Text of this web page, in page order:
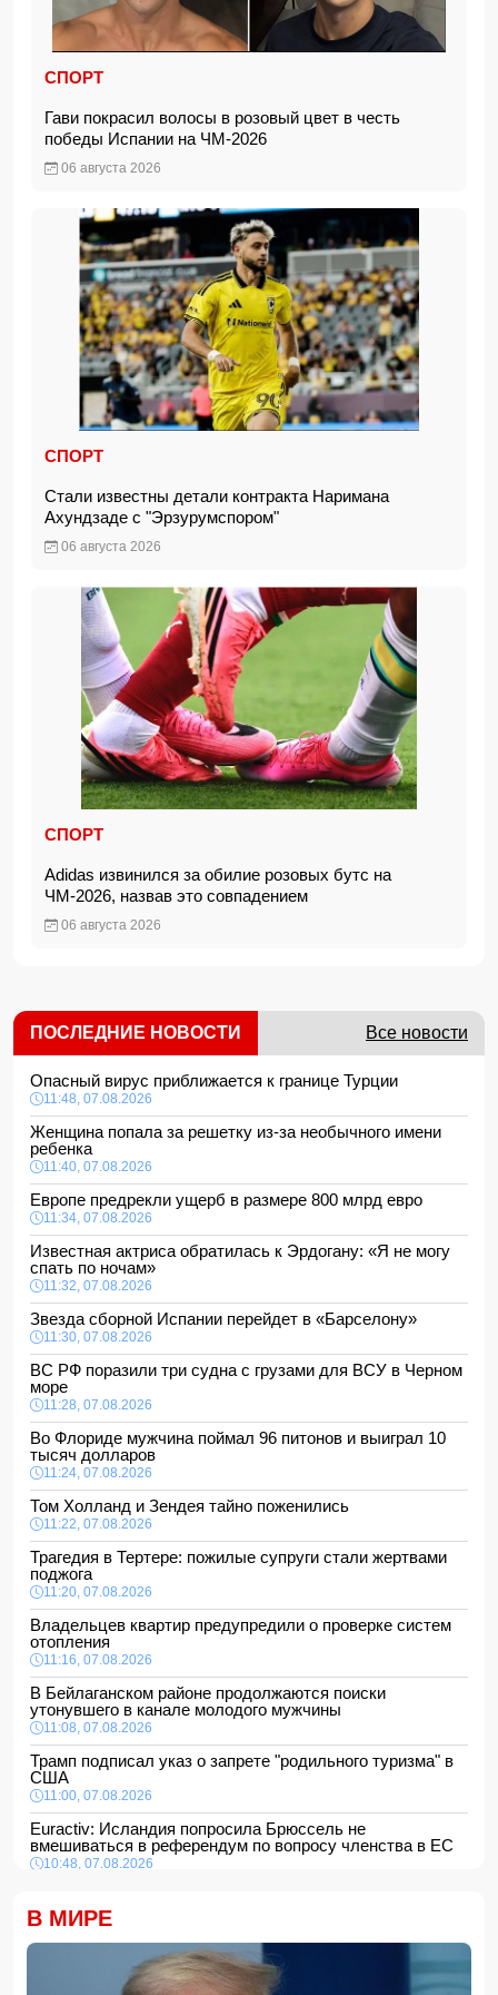
СПОРТ
Гави покрасил волосы в розовый цвет в честь
победы Испании на ЧМ-2026
06 августа 2026
СПОРТ
Стали известны детали контракта Наримана
Ахундзаде с "Эрзурумспором"
06 августа 2026
СПОРТ
Adidas извинился за обилие розовых бутс на
ЧМ-2026, назвав это совпадением
06 августа 2026
ПОСЛЕДНИЕ НОВОСТИ Все новости
Опасный вирус приближается к границе Турции
11:48, 07.08.2026
Женщина попала за решетку из-за необычного имени
ребенка
11:40, 07.08.2026
Европе предрекли ущерб в размере 800 млрд евро
11:34, 07.08.2026
Известная актриса обратилась к Эрдогану: «Я не могу
спать по ночам»
11:32, 07.08.2026
Звезда сборной Испании перейдет в «Барселону»
11:30, 07.08.2026
ВС РФ поразили три судна с грузами для ВСУ в Черном
море
11:28, 07.08.2026
Во Флориде мужчина поймал 96 питонов и выиграл 10
тысяч долларов
11:24, 07.08.2026
Том Холланд и Зендея тайно поженились
11:22, 07.08.2026
Трагедия в Тертере: пожилые супруги стали жертвами
поджога
11:20, 07.08.2026
Владельцев квартир предупредили о проверке систем
отопления
11:16, 07.08.2026
В Бейлаганском районе продолжаются поиски
утонувшего в канале молодого мужчины
11:08, 07.08.2026
Трамп подписал указ о запрете "родильного туризма" в
США
11:00, 07.08.2026
Euractiv: Исландия попросила Брюссель не
вмешиваться в референдум по вопросу членства в ЕС
10:48, 07.08.2026
10:28, 07.08.2026
Россия направит в Армению транзитный груз через
территорию Азербайджана
10:10, 07.08.2026
В МИРЕ